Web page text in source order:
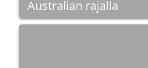
Australian rajalla